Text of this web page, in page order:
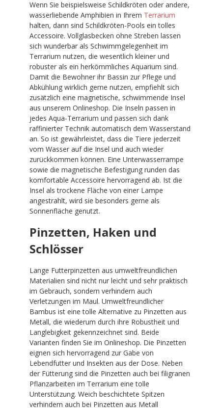
Wenn Sie beispielsweise Schildkröten oder andere,
wasserliebende Amphibien in Ihrem Terrarium
halten, dann sind Schildkröten-Pools ein tolles
Accessoire. Vollglasbecken ohne Streben lassen
sich wunderbar als Schwimmgelegenheit im
Terrarium nutzen, die wesentlich kleiner und
robuster als ein herkömmliches Aquarium sind.
Damit die Bewohner ihr Bassin zur Pflege und
Abkühlung wirklich gerne nutzen, empfiehlt sich
zusätzlich eine magnetische, schwimmende Insel
aus unserem Onlineshop. Die Inseln passen in
jedes Aqua-Terrarium und passen sich dank
raffinierter Technik automatisch dem Wasserstand
an. So ist gewährleistet, dass die Tiere jederzeit
vom Wasser auf die Insel und auch wieder
zurückkommen können. Eine Unterwasserrampe
sowie die magnetische Befestigung runden das
komfortable Accessoire hervorragend ab. Ist die
Insel als trockene Fläche von einer Lampe
angestrahlt, wird sie besonders gerne als
Sonnenfläche genutzt.
Pinzetten, Haken und
Schlösser
Lange Futterpinzetten aus umweltfreundlichen
Materialien sind nicht nur leicht und sehr praktisch
im Gebrauch, sondern verhindern auch
Verletzungen im Maul. Umweltfreundlicher
Bambus ist eine tolle Alternative zu Pinzetten aus
Metall, die wiederum durch ihre Robustheit und
Langlebigkeit gekennzeichnet sind. Beide
Varianten finden Sie im Onlineshop. Die Pinzetten
eignen sich hervorragend zur Gabe von
Lebendfutter und Insekten aus der Dose. Neben
der Fütterung sind die Pinzetten auch bei filigranen
Pflanzarbeiten im Terrarium eine tolle
Unterstützung. Weich beschichtete Spitzen
verhindern auch bei Pinzetten aus Metall